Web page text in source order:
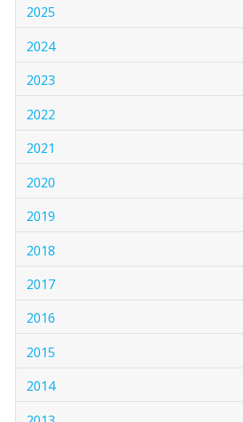
2025
2024
2023
2022
2021
2020
2019
2018
2017
2016
2015
2014